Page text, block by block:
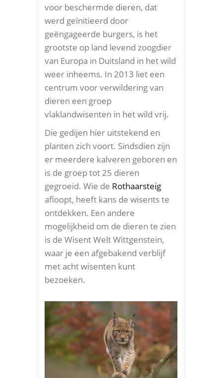
voor beschermde dieren, dat
werd geïnitieerd door
geëngageerde burgers, is het
grootste op land levend zoogdier
van Europa in Duitsland in het wild
weer inheems. In 2013 liet een
centrum voor verwildering van
dieren een groep
vlaklandwisenten in het wild vrij.
Die gedijen hier uitstekend en
planten zich voort. Sindsdien zijn
er meerdere kalveren geboren en
is de groep tot 25 dieren
gegroeid. Wie de Rothaarsteig
afloopt, heeft kans de wisents te
ontdekken. Een andere
mogelijkheid om de dieren te zien
is de Wisent Welt Wittgenstein,
waar je een afgebakend verblijf
met acht wisenten kunt
bezoeken.